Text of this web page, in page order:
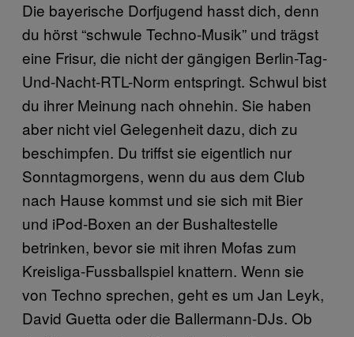
Die bayerische Dorfjugend hasst dich, denn
du hörst “schwule Techno-Musik” und trägst
eine Frisur, die nicht der gängigen Berlin-Tag-
Und-Nacht-RTL-Norm entspringt. Schwul bist
du ihrer Meinung nach ohnehin. Sie haben
aber nicht viel Gelegenheit dazu, dich zu
beschimpfen. Du triffst sie eigentlich nur
Sonntagmorgens, wenn du aus dem Club
nach Hause kommst und sie sich mit Bier
und iPod-Boxen an der Bushaltestelle
betrinken, bevor sie mit ihren Mofas zum
Kreisliga-Fussballspiel knattern. Wenn sie
von Techno sprechen, geht es um Jan Leyk,
David Guetta oder die Ballermann-DJs. Ob